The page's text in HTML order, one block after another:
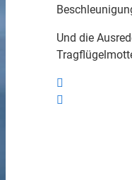
Und die